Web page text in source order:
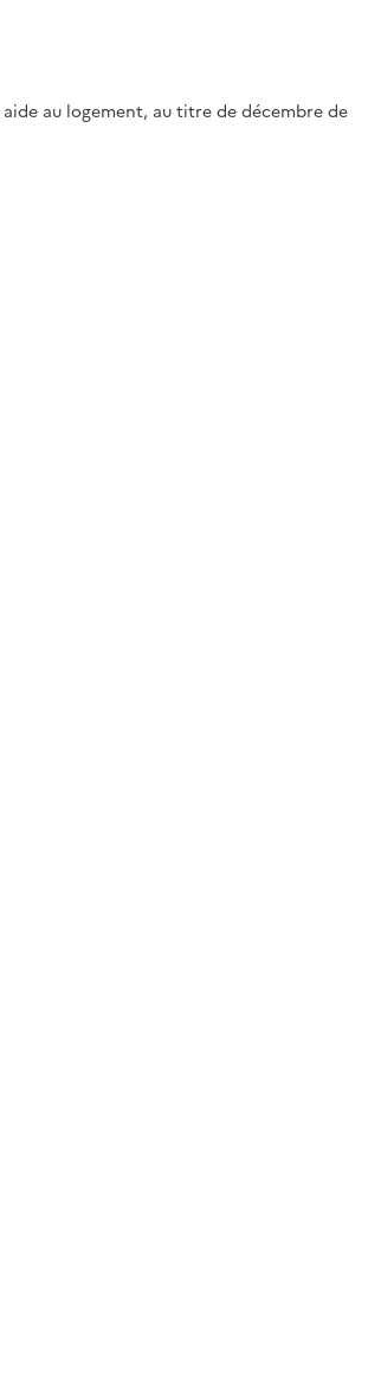
au logement, au titre de décembre de